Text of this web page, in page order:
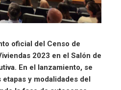
oficial del Censo de
2023 en el Salón de
En el lanzamiento, se
y modalidades del